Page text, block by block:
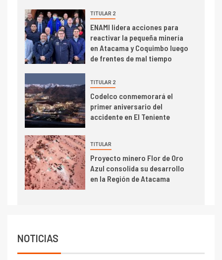
6 I+D
BHP proyecta producción de
cobre cercana a 2 millones de
toneladas tras récord en
7 I+D
Codelco reporta Ebitda de US$
6.670 millones y mejora sus
indicadores financieros
TITULAR 2
ENAMI lidera acciones para
reactivar la pequeña minería
en Atacama y Coquimbo luego
de frentes de mal tiempo
TITULAR 2
Codelco conmemorará el
primer aniversario del
accidente en El Teniente
TITULAR
Proyecto minero Flor de Oro
Azul consolida su desarrollo
en la Región de Atacama
NOTICIAS